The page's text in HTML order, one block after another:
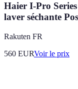
Haier I-Pro
laver séchante
Rakuten FR
560 EURVoir le prix